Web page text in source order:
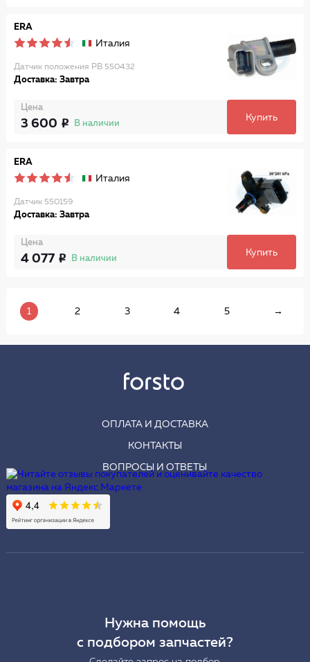
ERA
Италия
Датчик положения РВ 550432
Доставка: Завтра
Цена
3 600 В наличии
Купить
ERA
Италия
Датчик 550159
Доставка: Завтра
Цена
4 077 В наличии
Купить
1 2 3 4 5 →
ОПЛАТА И ДОСТАВКА
КОНТАКТЫ
ВОПРОСЫ И ОТВЕТЫ
Нужна помощь
с подбором запчастей?